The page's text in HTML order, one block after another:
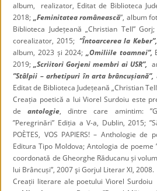
album, realizator, Editat de Biblioteca
2018; „Feminitatea românească”, album
Biblioteca Județeană „Christian Tell” Gorj;
corealizator, 2015;”Întoarcerea la Keber”,
album, 2023 și 2024; „Omiliile toamnei”,
2019;„Scriitori Gorjeni membri ai USR”,
”Stâlpii – arhetipuri în arta brâncușiană”,
Editat de Biblioteca Județeană „Christian
Creația poetică a lui Viorel Surdoiu este
de antologie, dintre care amintim:
”Peregrinări” Ediția a V-a, Dublin, 2015;
POÈTES, VOS PAPIERS! – Anthologie de
Editura Tipo Moldova; Antologia de poeme
coordonată de Gheorghe Răducanu și
lui Brâncuși”, 2007 şi Gorjul Literar XI, 2008.
Creații literare ale poetului Viorel